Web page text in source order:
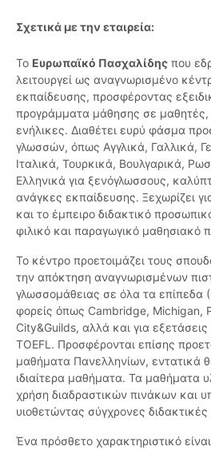
Σχετικά με την εταιρεία:
Το Ευρωπαϊκό Πασχαλίδης που
λειτουργεί ως αναγνωρισμένο
εκπαίδευσης, προσφέροντας
προγράμματα μάθησης σε μαθητές,
ενήλικες. Διαθέτει ευρύ φάσμα
γλωσσών, όπως Αγγλικά, Γαλλικά,
Ιταλικά, Τουρκικά, Βουλγαρικά,
Ελληνικά για ξενόγλωσσους,
ανάγκες εκπαίδευσης. Ξεχωρίζει
και το έμπειρο διδακτικό
φιλικό και παραγωγικό μαθησιακό
Το κέντρο προετοιμάζει τους
την απόκτηση αναγνωρισμένων
γλωσσομάθειας σε όλα τα επίπεδα
φορείς όπως Cambridge, Michigan,
City&Guilds, αλλά και για εξετάσεις
TOEFL. Προσφέρονται επίσης
μαθήματα Πανελληνίων, εντατικά
ιδιαίτερα μαθήματα. Τα μαθήματα
χρήση διαδραστικών πινάκων και
υιοθετώντας σύγχρονες
Ένα πρόσθετο χαρακτηριστικό